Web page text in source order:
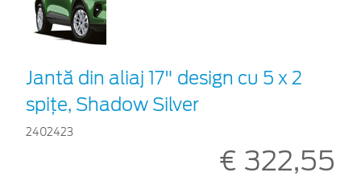
Jantă din aliaj 17" design cu 5 x 2
spiţe, Shadow Silver
2402423
€ 322,55